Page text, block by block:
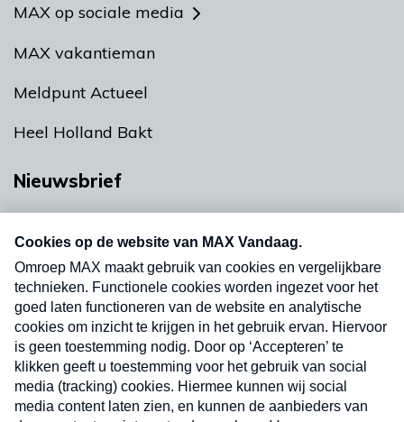
MAX op sociale media
MAX vakantieman
Meldpunt Actueel
Heel Holland Bakt
Nieuwsbrief
nieuwsbrief. Elke vrijdag- en dinsdagochtend in
uw mailbox.
Verzend